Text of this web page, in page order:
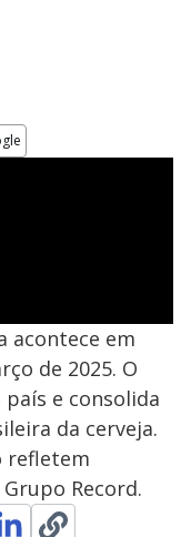
acontece em
de 2025. O
e consolida
da cerveja.
refletem
Record.